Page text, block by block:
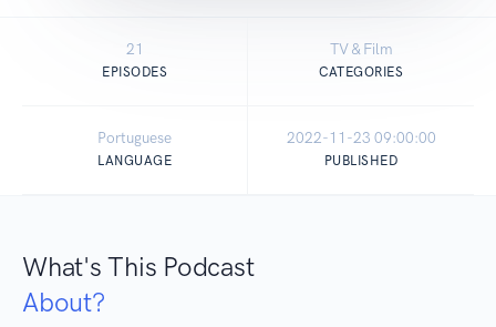
21
EPISODES
TV & Film
CATEGORIES
Portuguese
LANGUAGE
2022-11-23 09:00:00
PUBLISHED
What's This Podcast
About?